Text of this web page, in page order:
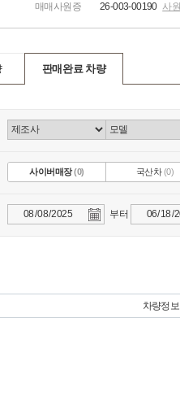
매매사원증
26-003-00190 사
판매완료 차량
사이버매장(0) 국산차(0)
부터
차량정보